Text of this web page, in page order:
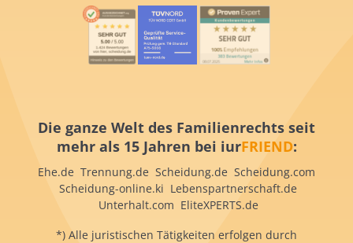
Die ganze Welt des Familienrechts seit
mehr als 15 Jahren bei iurFRIEND:
Ehe.de Trennung.de Scheidung.de Scheidung.com
Scheidung-online.ki Lebenspartnerschaft.de
Unterhalt.com EliteXPERTS.de
*) Alle juristischen Tätigkeiten erfolgen durch